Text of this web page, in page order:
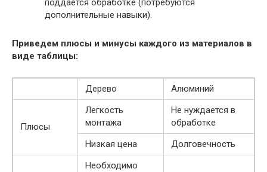
поддается обработке (потребуются
дополнительные навыки).
Приведем плюсы и минусы каждого из материалов в
виде таблицы:
Дерево Алюминий
Плюсы
Легкость
монтажа
Не нуждается в
обработке
Низкая цена
Долговечность
Необходимо